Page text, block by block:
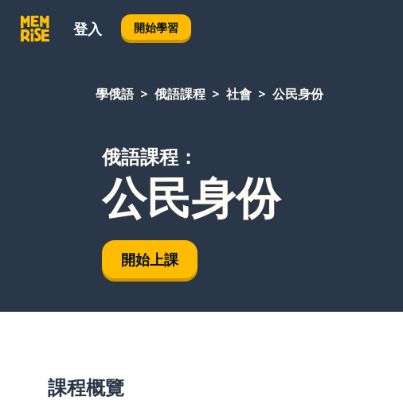
登入 開始學習
學俄語 俄語課程 社會 公民身份
俄語課程：
公民身份
開始上課
課程概覽